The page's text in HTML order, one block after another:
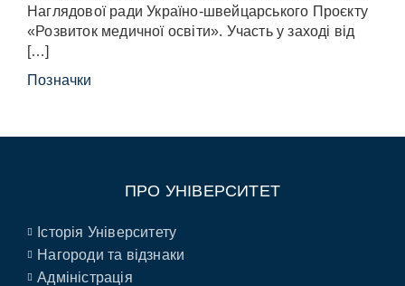
Наглядової ради Україно-швейцарського Проєкту
«Розвиток медичної освіти». Участь у заході від
[…]
Позначки
ПРО УНІВЕРСИТЕТ
Історія Університету
Нагороди та відзнаки
Адміністрація